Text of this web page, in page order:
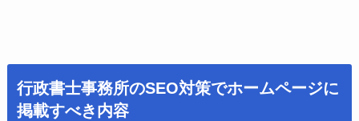
行政書士事務所のSEO対策でホームページに
掲載すべき内容